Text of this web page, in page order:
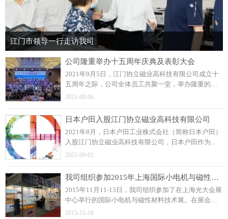
江门市领导一行走访我司
公司隆重举办十五周年庆典及表彰大会
2021年9月5日，江门协立磁业高科技有限公司成立十
五周年之际，公司全体员工共聚一堂，举办隆重的周
年庆典及表彰大会！展望未来，协立公司更加坚定信
2021-09-06
日本户田入股江门协立磁业高科技有限公司
2021年8月，日本户田工业株式会社（简称日本户田）
入股江门协立磁业高科技有限公司，日本户田作为公
司磁粒料的供应商，此前建立了良好的长期合作关
2021-09-01
我司组织参加2015年上海国际小电机与磁性材料技术展
2015年11月11-13日，我司组织参加了在上海光大会展
中心举行的国际小电机与磁性材料技术展。在展会
上，我司与众多国内外汽车零部件、工业控制类和家
2015-11-18